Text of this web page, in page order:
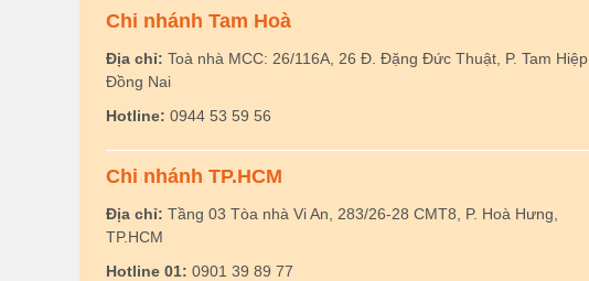
Chi nhánh Tam Hoà
Địa chỉ: Toà nhà MCC: 26/116A, 26 Đ. Đặng Đức Thuật, P. Tam Hiệp,
Đồng Nai
Hotline: 0944 53 59 56
Chi nhánh TP.HCM
Địa chỉ: Tầng 03 Tòa nhà Vi An, 283/26-28 CMT8, P. Hoà Hưng,
TP.HCM
Hotline 01: 0901 39 89 77